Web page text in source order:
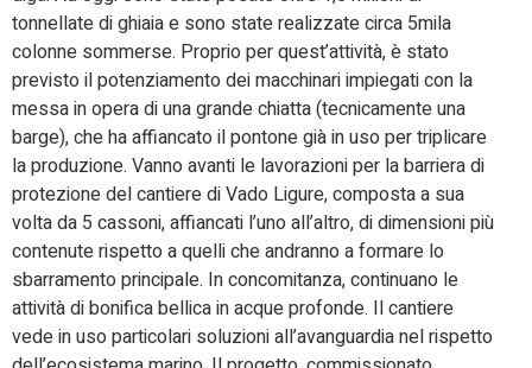
tonnellate di ghiaia e sono state realizzate circa 5mila
colonne sommerse. Proprio per quest’attività, è stato
previsto il potenziamento dei macchinari impiegati con la
messa in opera di una grande chiatta (tecnicamente una
barge), che ha affiancato il pontone già in uso per triplicare
la produzione. Vanno avanti le lavorazioni per la barriera di
protezione del cantiere di Vado Ligure, composta a sua
volta da 5 cassoni, affiancati l’uno all’altro, di dimensioni più
contenute rispetto a quelli che andranno a formare lo
sbarramento principale. In concomitanza, continuano le
attività di bonifica bellica in acque profonde. Il cantiere
vede in uso particolari soluzioni all’avanguardia nel rispetto